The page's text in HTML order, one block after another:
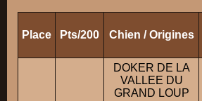
Place Pts/200 Chien / Origines
DOKER DE LA
VALLEE DU
GRAND LOUP